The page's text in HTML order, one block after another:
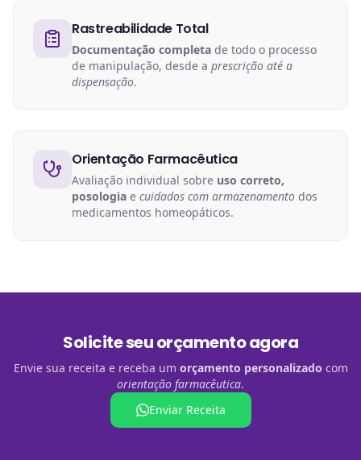
Rastreabilidade Total
Documentação completa de todo o processo
de manipulação, desde a prescrição até a
dispensação.
Orientação Farmacêutica
Avaliação individual sobre uso correto,
posologia e cuidados com armazenamento dos
medicamentos homeopáticos.
Solicite seu orçamento agora
Envie sua receita e receba um orçamento personalizado com
orientação farmacêutica.
Enviar Receita